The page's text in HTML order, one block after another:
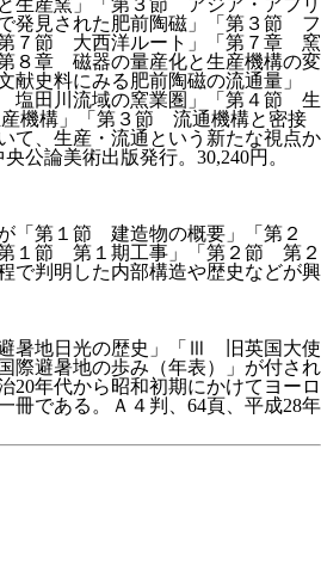
生産窯」「第３節 アジア・アフリ
発見された肥前陶磁」「第３節 フ
７節 大西洋ルート」「第７章 窯
８章 磁器の量産化と生産機構の変
史料にみる肥前陶磁の流通量」
塩田川流域の窯業圏」「第４節 生
機構」「第３節 流通機構と密接
て、生産・流通という新たな視点か
公論美術出版発行。30,240円。
「第１節 建造物の概要」「第２
１節 第１期工事」「第２節 第２
で判明した内部構造や歴史などが興
暑地日光の歴史」「Ⅲ 旧英国大使
避暑地の歩み（年表）」が付され
20年代から昭和初期にかけてヨーロ
冊である。Ａ４判、64頁、平成28年